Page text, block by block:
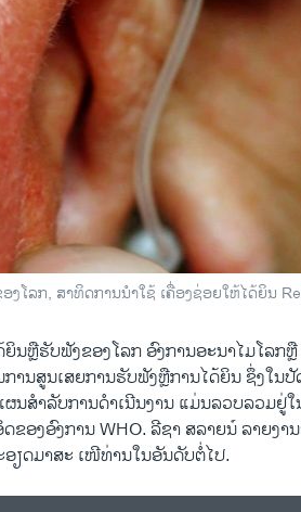
ລກ, ສາທິດການນຳໃຊ້ ເຄື່ອງຊ່ອຍໃຫ້ໄດ້ຍິນ
ຫຼືຮັບຟັງຂອງໂລກ ອົງການອະນາໄມໂລກຫຼື
ານສູນເສຍການຮັບຟັງຫຼືການໄດ້ຍິນ ຊຶ່ງໃນ
ສຳລັບການດຳເນີນງານ ແມ່ນລວບລວມຢູ່ໃ
ອງອົງການ WHO. ລີຊາ ສລາຍນ໌ ລາຍງາ
ຽດມາສະ ເໜີທ່ານໃນອັນດັບຕໍ່ໄປ.